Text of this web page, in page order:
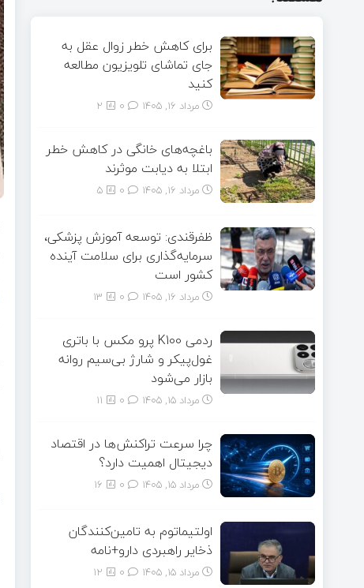
برای کاهش خطر زوال عقل به
جای تماشای تلویزیون مطالعه
کنید
مرداد ۱۶, ۱۴۰۵ 2
باغچه‌های خانگی در کاهش خطر
ابتلا به دیابت موثرند
مرداد ۱۶, ۱۴۰۵ 5
ظفرقندی: توسعه آموزش پزشکی،
سرمایه‌گذاری برای سلامت آینده
کشور است
مرداد ۱۶, ۱۴۰۵ 13
ردمی K100 پرو مکس با باتری
غول‌پیکر و شارژ بی‌سیم روانه
بازار می‌شود
مرداد ۱۵, ۱۴۰۵ 11
چرا سرعت تراکنش‌ها در اقتصاد
دیجیتال اهمیت دارد؟
مرداد ۱۵, ۱۴۰۵ 16
اولتیماتوم به تامین‌کنندگان
ذخایر راهبردی دارو+نامه
مرداد ۱۵, ۱۴۰۵ 12